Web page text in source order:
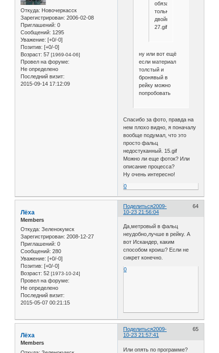
Откуда: Новочеркасск
Зарегистрирован: 2006-02-08
Приглашений: 0
Сообщений: 1295
Уважение: [+0/-0]
Позитив: [+0/-0]
Возраст: 57 [1969-04-06]
Провел на форуме:
Не определено
Последний визит:
2015-09-14 17:12:09
обязательно
только
двойной
27.gif
ну или вот ещё
если материал
толстый и
бронявый в
рейку можно
попробовать
Спасибо за фото, правда на
нем плохо видно, я поначалу
вообще подумал, что это
просто фальц
недостуканный. 15.gif
Можно ли еще фоток? Или
описание процесса?
Ну очень интересно!
0
Поделиться 64
2009-
10-23 21:56:04
Лёха
Members
Откуда: Зеленокумск
Зарегистрирован: 2008-12-27
Приглашений: 0
Сообщений: 280
Уважение: [+0/-0]
Позитив: [+0/-0]
Возраст: 52 [1973-10-24]
Провел на форуме:
Не определено
Последний визит:
2015-05-07 00:21:15
Да,метровый в фальц
неудобно,лучше в рейку. А
вот Искандер, каким
способом кроиш? Если не
сикрет конечно.
0
Поделиться 65
2009-
10-23 21:57:41
Лёха
Members
Или опять по программе?